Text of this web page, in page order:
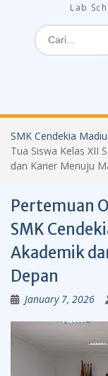
Lab
Search
for:
SMK Cendekia
Tua Siswa Kelas XII
dan Karier Menuju
Pertemuan
SMK
Akademik
Depan
January 7, 2026